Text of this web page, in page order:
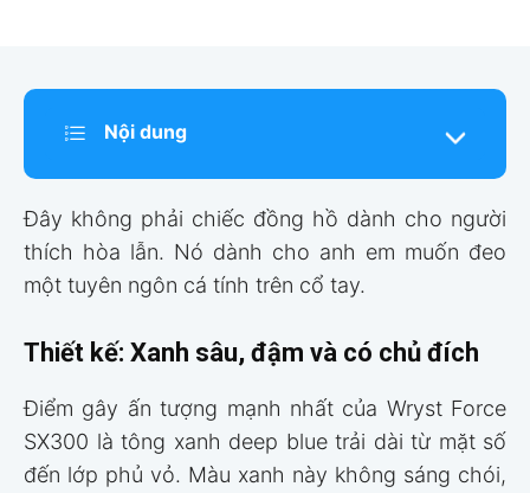
Nội dung
Đây không phải chiếc đồng hồ dành cho người
thích hòa lẫn. Nó dành cho anh em muốn đeo
một tuyên ngôn cá tính trên cổ tay.
Thiết kế: Xanh sâu, đậm và có chủ đích
Điểm gây ấn tượng mạnh nhất của Wryst Force
SX300 là tông xanh deep blue trải dài từ mặt số
đến lớp phủ vỏ. Màu xanh này không sáng chói,